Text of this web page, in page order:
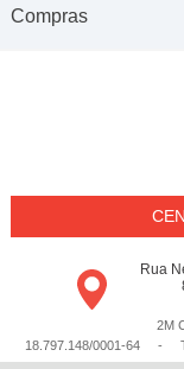
Compras
Rua
2M
18.797.148/0001-64 -